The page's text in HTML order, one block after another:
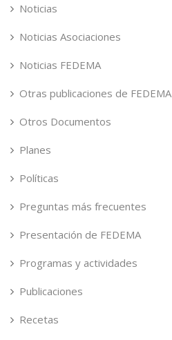
Noticias
Noticias Asociaciones
Noticias FEDEMA
Otras publicaciones de FEDEMA
Otros Documentos
Planes
Políticas
Preguntas más frecuentes
Presentación de FEDEMA
Programas y actividades
Publicaciones
Recetas